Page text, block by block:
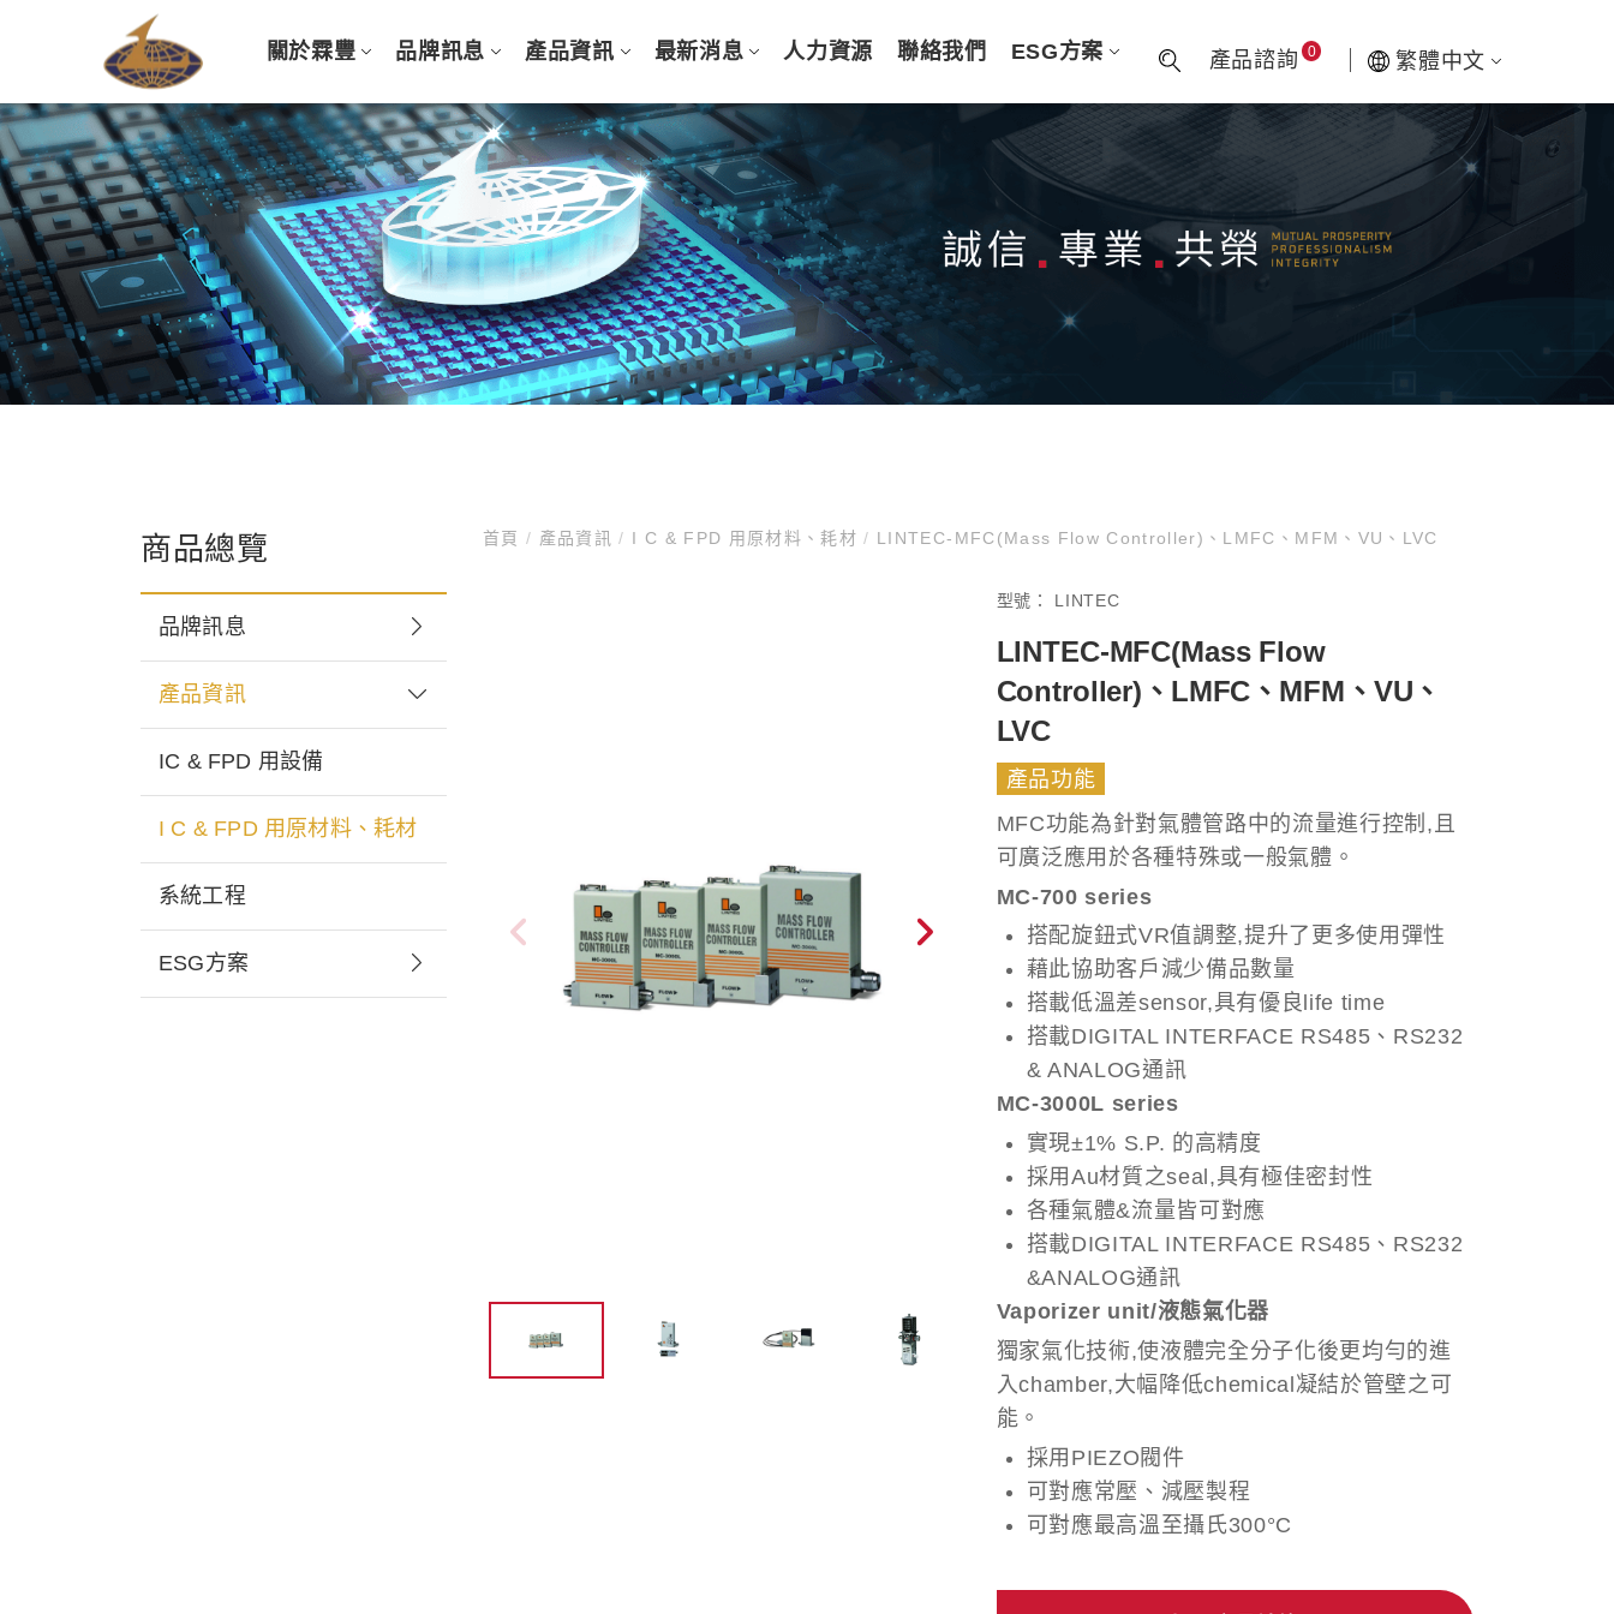
關於霖豐 品牌訊息 產品資訊 最新消息 人力資源 聯絡我們 ESG方案 產品諮詢 0 繁體中文
商品總覽
品牌訊息
產品資訊
IC & FPD 用設備
I C & FPD 用原材料、耗材
系統工程
ESG方案
首頁/ 產品資訊/ I C & FPD 用原材料、耗材/ LINTEC-MFC(Mass Flow Controller)、LMFC、MFM、VU、LVC
型號： LINTEC
LINTEC-MFC(Mass Flow
Controller)、LMFC、MFM、VU、
LVC
產品功能
MFC功能為針對氣體管路中的流量進行控制,且
可廣泛應用於各種特殊或一般氣體。
MC-700 series
搭配旋鈕式VR值調整,提升了更多使用彈性
藉此協助客戶減少備品數量
搭載低溫差sensor,具有優良life time
搭載DIGITAL INTERFACE RS485、RS232
& ANALOG通訊
MC-3000L series
實現±1% S.P. 的高精度
採用Au材質之seal,具有極佳密封性
各種氣體&流量皆可對應
搭載DIGITAL INTERFACE RS485、RS232
&ANALOG通訊
Vaporizer unit/液態氣化器
獨家氣化技術,使液體完全分子化後更均勻的進
入chamber,大幅降低chemical凝結於管壁之可
能。
採用PIEZO閥件
可對應常壓、減壓製程
可對應最高溫至攝氏300°C